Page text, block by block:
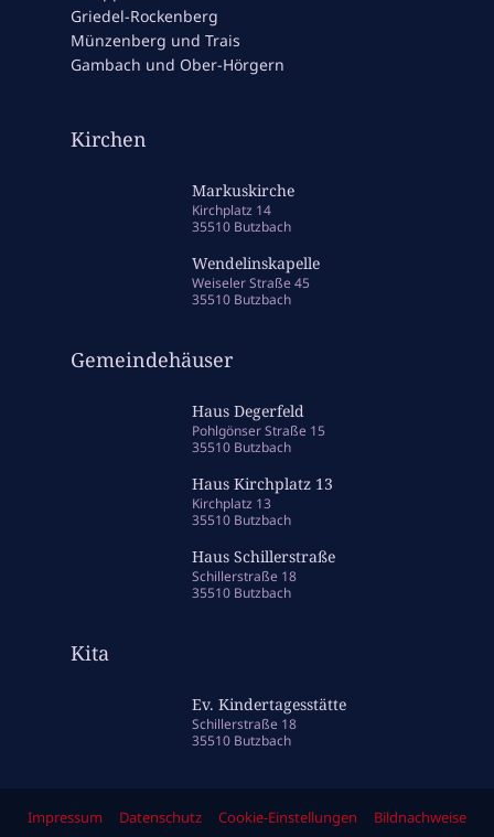
Griedel-Rockenberg
Münzenberg und Trais
Gambach und Ober-Hörgern
Kirchen
Markuskirche
Kirchplatz 14
35510 Butzbach
Wendelinskapelle
Weiseler Straße 45
35510 Butzbach
Gemeindehäuser
Haus Degerfeld
Pohlgönser Straße 15
35510 Butzbach
Haus Kirchplatz 13
Kirchplatz 13
35510 Butzbach
Haus Schillerstraße
Schillerstraße 18
35510 Butzbach
Kita
Ev. Kindertagesstätte
Schillerstraße 18
35510 Butzbach
Impressum Datenschutz Cookie-Einstellungen Bildnachweise